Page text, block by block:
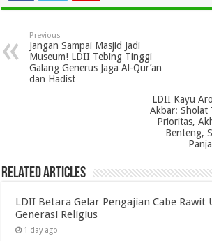
Previous
Jangan Sampai Masjid Jadi
Museum! LDII Tebing Tinggi
Galang Generus Jaga Al-Qur’an
dan Hadist
LDII Kayu
Akbar: Sholat
Prioritas,
Benteng,
Related Articles
LDII Betara Gelar Pengajian Cabe Rawit
Generasi Religius
1 day ago